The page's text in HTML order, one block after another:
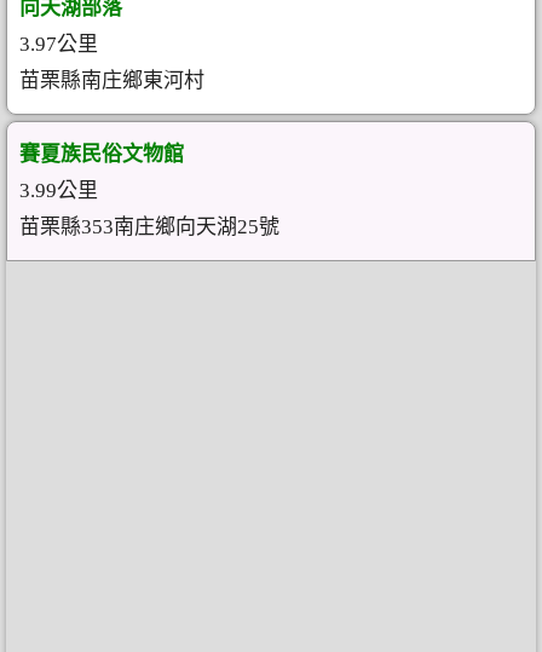
向天湖部落
3.97公里
苗栗縣南庄鄉東河村
賽夏族民俗文物館
3.99公里
苗栗縣353南庄鄉向天湖25號